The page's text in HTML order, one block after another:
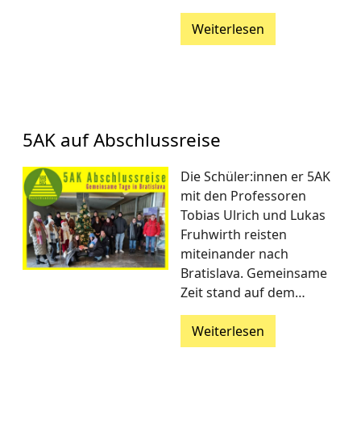
Weiterlesen
5AK auf Abschlussreise
Die Schüler:innen er 5AK
mit den Professoren
Tobias Ulrich und Lukas
Fruhwirth reisten
miteinander nach
Bratislava. Gemeinsame
Zeit stand auf dem…
Weiterlesen